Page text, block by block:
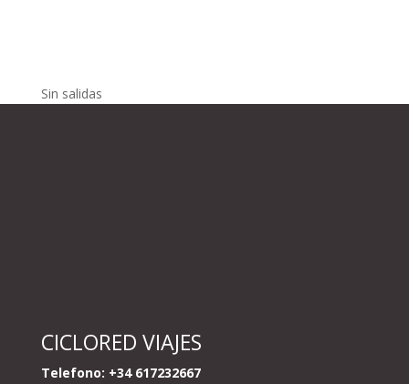
Sin salidas
CICLORED VIAJES
Telefono: +34 617232667